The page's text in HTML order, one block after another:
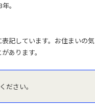
。
記しています。お住まいの気
あります。
ださい。